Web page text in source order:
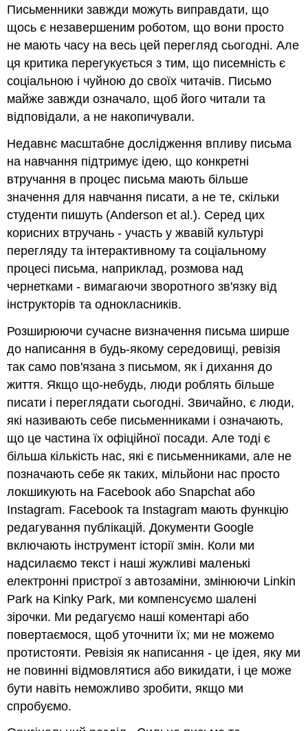
Письменники завжди можуть виправдати, що
щось є незавершеним роботом, що вони просто
не мають часу на весь цей перегляд сьогодні. Але
ця критика перегукується з тим, що писемність є
соціальною і чуйною до своїх читачів. Письмо
майже завжди означало, щоб його читали та
відповідали, а не накопичували.
Недавнє масштабне дослідження впливу письма
на навчання підтримує ідею, що конкретні
втручання в процес письма мають більше
значення для навчання писати, а не те, скільки
студенти пишуть (Anderson et al.). Серед цих
корисних втручань - участь у жвавій культурі
перегляду та інтерактивному та соціальному
процесі письма, наприклад, розмова над
чернетками - вимагаючи зворотного зв'язку від
інструкторів та однокласників.
Розширюючи сучасне визначення письма ширше
до написання в будь-якому середовищі, ревізія
так само пов'язана з письмом, як і дихання до
життя. Якщо що-небудь, люди роблять більше
писати і переглядати сьогодні. Звичайно, є люди,
які називають себе письменниками і означають,
що це частина їх офіційної посади. Але тоді є
більша кількість нас, які є письменниками, але не
позначають себе як таких, мільйони нас просто
локшикують на Facebook або Snapchat або
Instagram. Facebook та Instagram мають функцію
редагування публікацій. Документи Google
включають інструмент історії змін. Коли ми
надсилаємо текст і наші жужливі маленькі
електронні пристрої з автозаміни, змінюючи Linkin
Park на Kinky Park, ми компенсуємо шалені
зірочки. Ми редагуємо наші коментарі або
повертаємося, щоб уточнити їх; ми не можемо
протистояти. Ревізія як написання - це ідея, яку ми
не повинні відмовлятися або викидати, і це може
бути навіть неможливо зробити, якщо ми
спробуємо.